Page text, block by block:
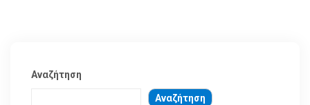
Αναζήτηση
Αναζήτηση